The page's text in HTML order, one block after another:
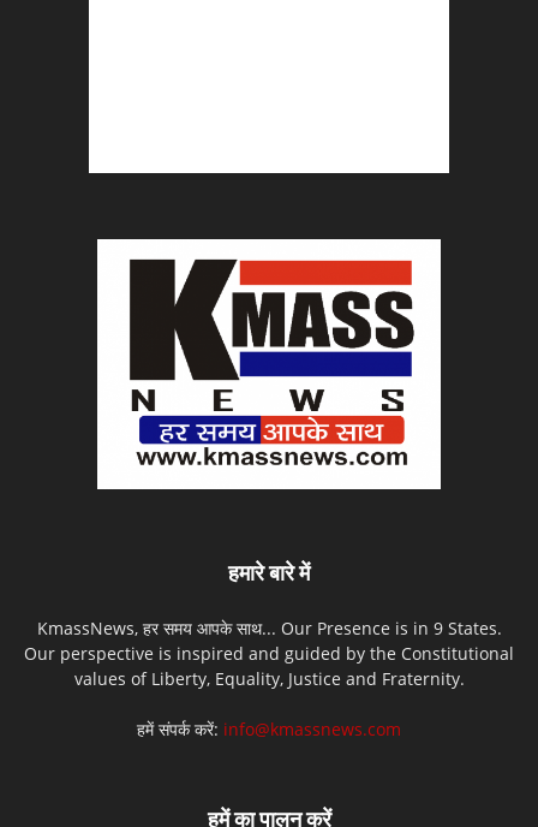
हमारे बारे में
KmassNews, हर समय आपके साथ... Our Presence is in 9 States.
Our perspective is inspired and guided by the Constitutional
values of Liberty, Equality, Justice and Fraternity.
हमें संपर्क करें: info@kmassnews.com
हमें का पालन करें